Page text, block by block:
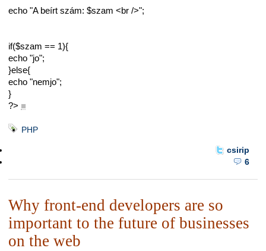
echo "A beírt szám: $szam <br />";
if($szam == 1){
echo "jo";
}else{
echo "nemjo";
}
?> ■
PHP
csirip
6
Why front-end developers are so
important to the future of businesses
on the web